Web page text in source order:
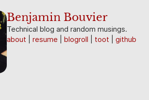
Benjamin Bouvier
Technical blog and random musings.
about
resume blogroll toot github